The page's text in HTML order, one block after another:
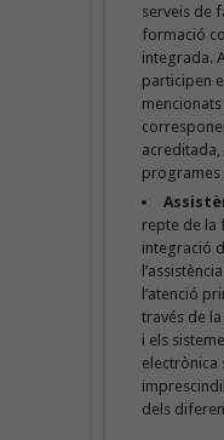
serveis de
formació
integrada.
participen
acreditada,
programes
repte de la
integració
l’atenció
través de
i els
electrònica
dels